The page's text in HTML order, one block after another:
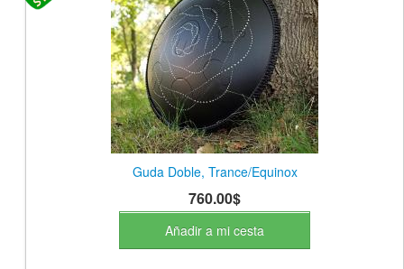
Guda Doble, Trance/Equinox
760.00$
Añadir a mi cesta